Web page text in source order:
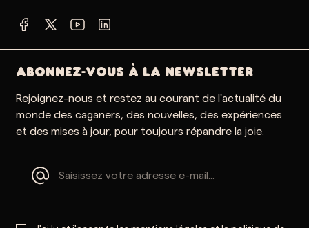
ABONNEZ-VOUS À LA NEWSLETTER
Rejoignez-nous et restez au courant de l'actualité du
monde des caganers, des nouvelles, des expériences
et des mises à jour, pour toujours répandre la joie.